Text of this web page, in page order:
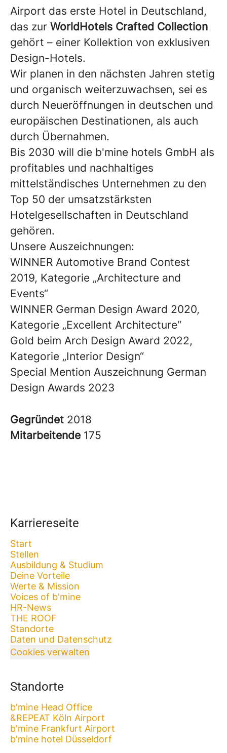
Airport das erste Hotel in Deutschland,
das zur WorldHotels Crafted Collection
gehört – einer Kollektion von exklusiven
Design-Hotels.
Wir planen in den nächsten Jahren stetig
und organisch weiterzuwachsen, sei es
durch Neueröffnungen in deutschen und
europäischen Destinationen, als auch
durch Übernahmen.
Bis 2030 will die b'mine hotels GmbH als
profitables und nachhaltiges
mittelständisches Unternehmen zu den
Top 50 der umsatzstärksten
Hotelgesellschaften in Deutschland
gehören.
Unsere Auszeichnungen:
WINNER Automotive Brand Contest
2019, Kategorie „Architecture and
Events“
WINNER German Design Award 2020,
Kategorie „Excellent Architecture“
Gold beim Arch Design Award 2022,
Kategorie „Interior Design“
Special Mention Auszeichnung German
Design Awards 2023
Gegründet 2018
Mitarbeitende 175
Karriereseite
Start
Stellen
Ausbildung & Studium
Deine Vorteile
Werte & Mission
Voices of b'mine
HR-News
THE ROOF
Standorte
Daten und Datenschutz
Cookies verwalten
Standorte
b'mine Head Office
&REPEAT Köln Airport
b'mine Frankfurt Airport
b'mine hotel Düsseldorf